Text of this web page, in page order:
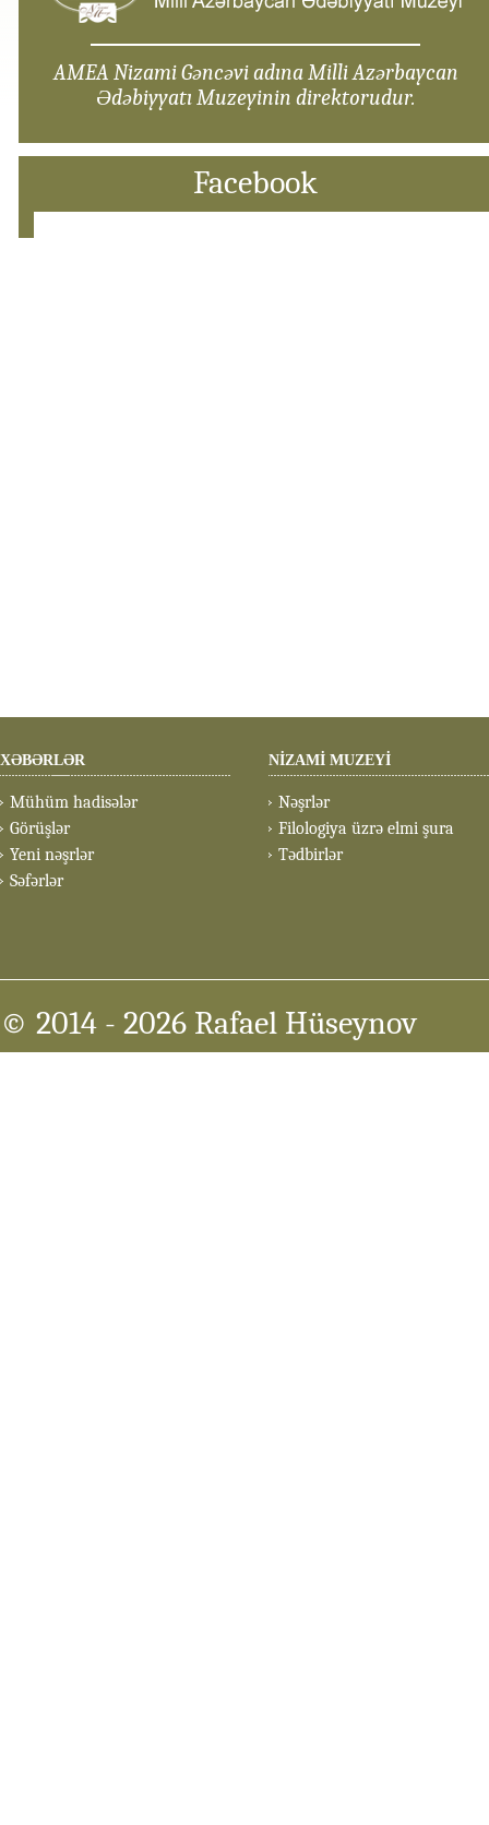
AMEA Nizami Gəncəvi adına Milli Azərbaycan
Ədəbiyyatı Muzeyinin direktorudur.
Facebook
XƏBƏRLƏR
Mühüm hadisələr
Görüşlər
Yeni nəşrlər
Səfərlər
NİZAMİ MUZEYİ
Nəşrlər
Filologiya üzrə elmi şura
Tədbirlər
© 2014 - 2026 Rafael Hüseynov